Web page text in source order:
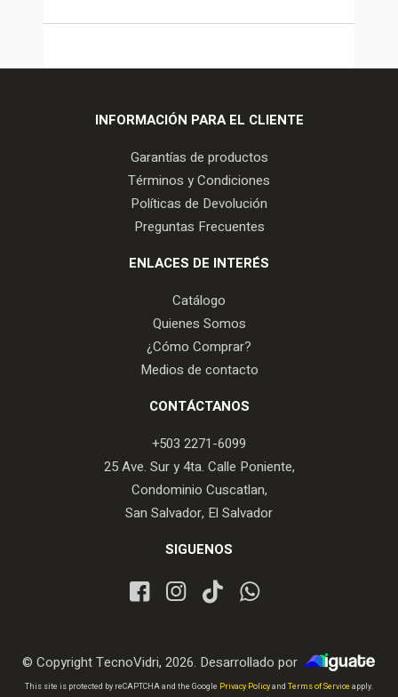
INFORMACIÓN PARA EL CLIENTE
Garantías de productos
Términos y Condiciones
Políticas de Devolución
Preguntas Frecuentes
ENLACES DE INTERÉS
Catálogo
Quienes Somos
¿Cómo Comprar?
Medios de contacto
CONTÁCTANOS
+503 2271-6099
25 Ave. Sur y 4ta. Calle Poniente,
Condominio Cuscatlan,
San Salvador, El Salvador
SIGUENOS
© Copyright TecnoVidri, 2026. Desarrollado por iGuate.com
This site is protected by reCAPTCHA and the Google Privacy Policyand Terms of Service apply.